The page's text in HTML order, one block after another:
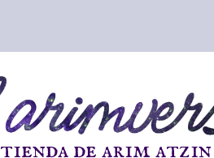
tienda de arim atzin